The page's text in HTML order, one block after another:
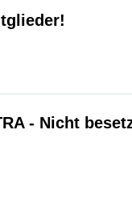
- Nicht